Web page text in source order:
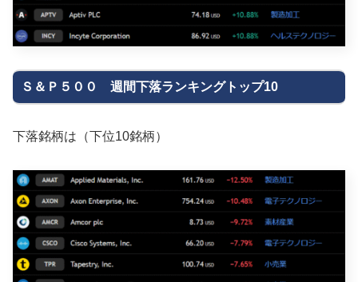
Ｓ＆Ｐ５００ 週間下落ランキングトップ10
下落銘柄は（下位10銘柄）